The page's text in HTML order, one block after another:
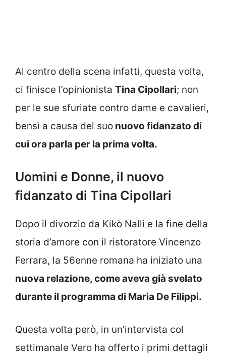
Al centro della scena infatti, questa volta,
ci finisce l’opinionista Tina Cipollari; non
per le sue sfuriate contro dame e cavalieri,
bensì a causa del suo nuovo fidanzato di
cui ora parla per la prima volta.
Uomini e Donne, il nuovo
fidanzato di Tina Cipollari
Dopo il divorzio da Kikò Nalli e la fine della
storia d’amore con il ristoratore Vincenzo
Ferrara, la 56enne romana ha iniziato una
nuova relazione, come aveva già svelato
durante il programma di Maria De Filippi.
Questa volta però, in un’intervista col
settimanale Vero ha offerto i primi dettagli